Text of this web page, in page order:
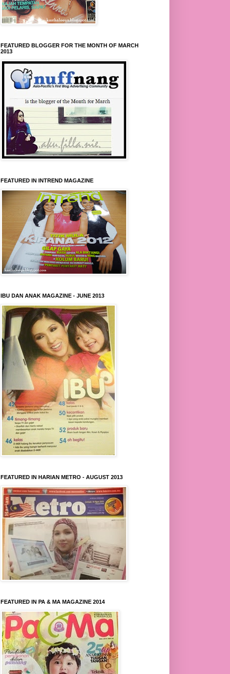
FEATURED BLOGGER FOR THE MONTH OF MARCH
2013
FEATURED IN INTREND MAGAZINE
IBU DAN ANAK MAGAZINE - JUNE 2013
FEATURED IN HARIAN METRO - AUGUST 2013
FEATURED IN PA & MA MAGAZINE 2014